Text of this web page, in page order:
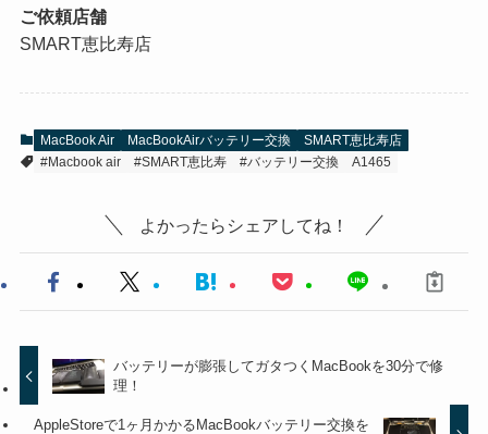
ご依頼店舗
SMART恵比寿店
MacBook Air MacBookAirバッテリー交換
SMART恵比寿店
#Macbook air
#SMART恵比寿 #バッテリー交換 A1465
よかったらシェアしてね！
バッテリーが膨張してガタつくMacBookを30分で修
理！
AppleStoreで1ヶ月かかるMacBookバッテリー交換を